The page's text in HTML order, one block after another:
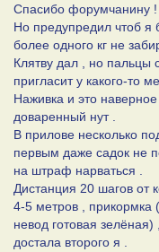
Спасибо форумчанину !
Но предупредил чтоб я
более одного кг не
Клятву дал , но пальцы
пригласит у какого-то
Наживка и это
доваренный нут .
В прилове несколько
первым даже садок не
на штраф нарваться .
Дистанция 20 шагов от
4-5 метров , прикормка
невод готовая
достала второго я .